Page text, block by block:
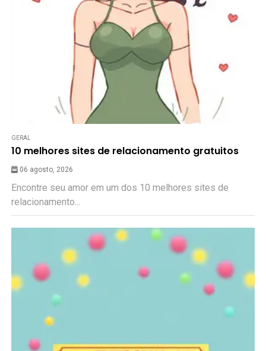
GERAL
10 melhores sites de relacionamento gratuitos
06 agosto, 2026
Encontre seu amor em um dos 10 melhores sites de
relacionamento...